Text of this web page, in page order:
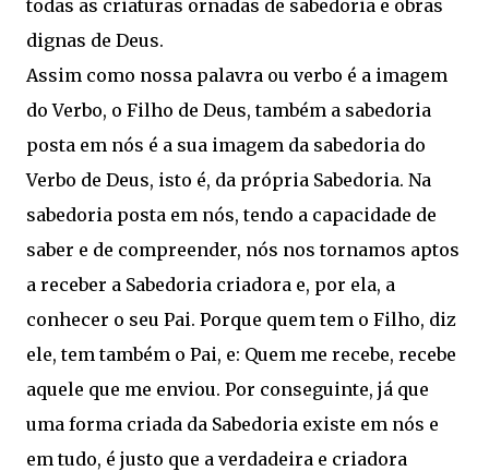
todas as criaturas ornadas de sabedoria e obras
dignas de Deus.
Assim como nossa palavra ou verbo é a imagem
do Verbo, o Filho de Deus, também a sabedoria
posta em nós é a sua imagem da sabedoria do
Verbo de Deus, isto é, da própria Sabedoria. Na
sabedoria posta em nós, tendo a capacidade de
saber e de compreender, nós nos tornamos aptos
a receber a Sabedoria criadora e, por ela, a
conhecer o seu Pai. Porque quem tem o Filho, diz
ele, tem também o Pai, e: Quem me recebe, recebe
aquele que me enviou. Por conseguinte, já que
uma forma criada da Sabedoria existe em nós e
em tudo, é justo que a verdadeira e criadora